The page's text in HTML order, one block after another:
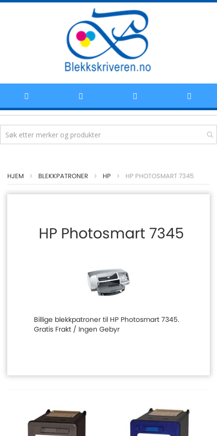
til
HJEM BLEKKPATRONER HP HP PHOTOSMART 7345
HP Photosmart 7345
Billige blekkpatroner til HP Photosmart 7345.
Gratis Frakt / Ingen Gebyr